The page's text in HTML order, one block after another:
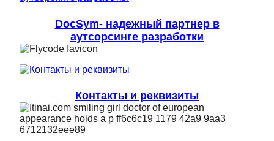
DocSym- надежный партнер в
аутсорсинге разработки
Контакты и реквизиты